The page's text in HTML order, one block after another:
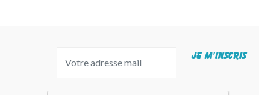
JE M'INSCRIS